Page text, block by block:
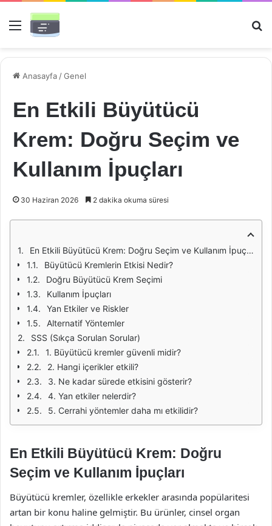
Menü
Anasayfa /Genel
En Etkili Büyütücü
Krem: Doğru Seçim ve
Kullanım İpuçları
30 Haziran 2026 2 dakika okuma süresi
En Etkili Büyütücü Krem: Doğru Seçim ve Kullanım İpuçları
Büyütücü Kremlerin Etkisi Nedir?
Doğru Büyütücü Krem Seçimi
Kullanım İpuçları
Yan Etkiler ve Riskler
Alternatif Yöntemler
SSS (Sıkça Sorulan Sorular)
1. Büyütücü kremler güvenli midir?
2. Hangi içerikler etkili?
3. Ne kadar sürede etkisini gösterir?
4. Yan etkiler nelerdir?
5. Cerrahi yöntemler daha mı etkilidir?
En Etkili Büyütücü Krem: Doğru
Seçim ve Kullanım İpuçları
Büyütücü kremler, özellikle erkekler arasında popülaritesi
artan bir konu haline gelmiştir. Bu ürünler, cinsel organ